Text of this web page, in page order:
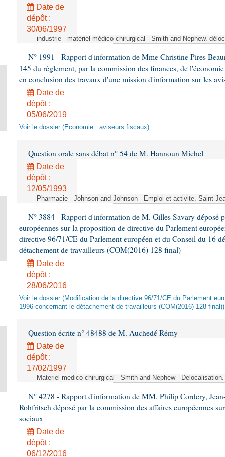
Date de
dépôt :
30/06/1997
industrie - matériel médico-chirurgical - Smith and Nephew.
N° 1991 - Rapport d'information de Mme Christine Pires
145 du règlement, par la commission des finances, de
en conclusion des travaux d'une mission d'information sur les
Date de
dépôt :
05/06/2019
Voir le dossier (Economie : aviseurs fiscaux)
Question orale sans débat n° 54 de M. Hannoun Michel
Date de
dépôt :
12/05/1993
Pharmacie - Johnson and Johnson - Emploi et activite. Saint-
N° 3884 - Rapport d'information de M. Gilles Savary déposé
européennes sur la proposition de directive du Parlement
directive 96/71/CE du Parlement européen et du Conseil du 16
détachement de travailleurs (COM(2016) 128 final)
Date de
dépôt :
28/06/2016
Voir le dossier (Modification de la directive 96/71/CE du Parlement
1996 concernant le détachement de travailleurs (COM(2016) 128 final))
Question écrite n° 48488 de M. Auchedé Rémy
Date de
dépôt :
17/02/1997
Materiel medico-chirurgical - Smith and Nephew -
N° 4278 - Rapport d'information de MM. Philip Cordery,
Rohfritsch déposé par la commission des affaires européennes
sociaux
Date de
dépôt :
06/12/2016